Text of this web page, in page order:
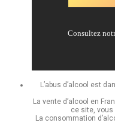
Consultez
L’abus d’alcool est
La vente d’alcool en
ce site,
La consommation